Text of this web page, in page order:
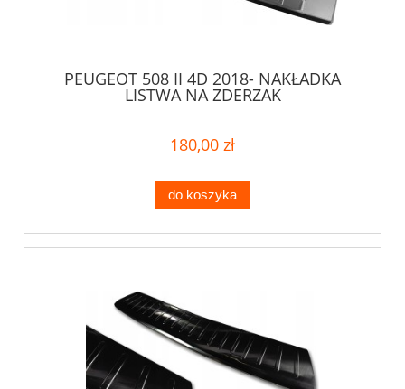
PEUGEOT 508 II 4D 2018- NAKŁADKA
LISTWA NA ZDERZAK
180,00 zł
do koszyka